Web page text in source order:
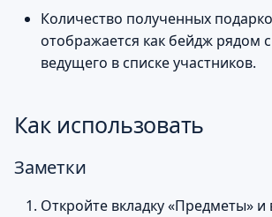
Количество полученных
отображается как бейдж рядом
ведущего в списке участников.
Как использовать
Заметки
Откройте вкладку «Предметы»